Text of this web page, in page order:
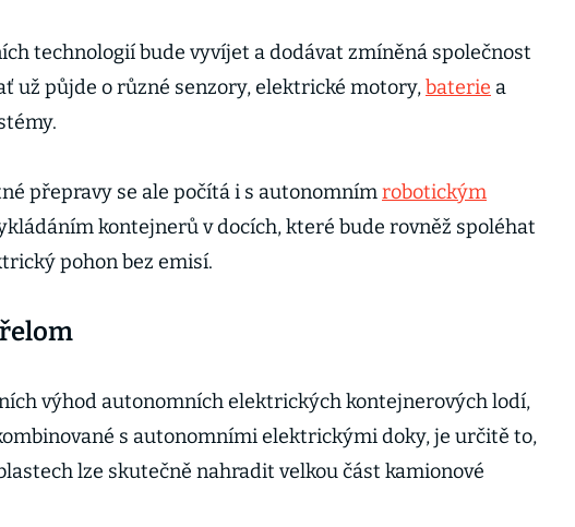
technologií bude vyvíjet a dodávat zmíněná společnost
už půjde o různé senzory, elektrické motory,baterie a
přepravy se ale počítá i s autonomnímrobotickým
kontejnerů v docích, které bude rovněž spoléhat
pohon bez emisí.
výhod autonomních elektrických kontejnerových lodí,
s autonomními elektrickými doky, je určitě to,
lze skutečně nahradit velkou část kamionové